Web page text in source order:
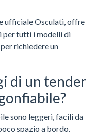
ufficiale Osculati, offre
per tutti i modelli di
richiedere un
di un tender
sono leggeri, facili da
spazio a bordo.